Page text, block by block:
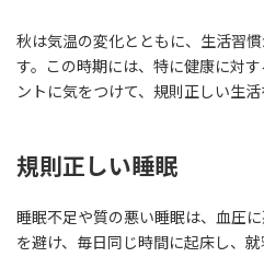
秋は気温の変化とともに、生活習
す。この時期には、特に健康に対
ントに気をつけて、規則正しい生活
規則正しい睡眠
睡眠不足や質の悪い睡眠は、血圧
を避け、毎日同じ時間に起床し、